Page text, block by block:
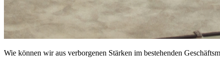
Wie können wir aus verborgenen Stärken im bestehenden